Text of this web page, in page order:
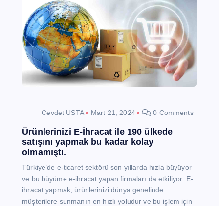
Cevdet USTA Mart 21, 2024 0 Comments
Ürünlerinizi E-İhracat ile 190 ülkede
satışını yapmak bu kadar kolay
olmamıştı.
Türkiye’de e-ticaret sektörü son yıllarda hızla büyüyor
ve bu büyüme e-ihracat yapan firmaları da etkiliyor. E-
ihracat yapmak, ürünlerinizi dünya genelinde
müşterilere sunmanın en hızlı yoludur ve bu işlem için